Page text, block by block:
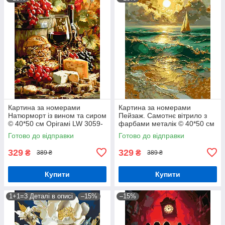
Картина за номерами
Натюрморт із вином та сиром
© 40*50 см Орігамі LW 3059-
01
Готово до відправки
329 ₴ 389 ₴
Купити
Картина за номерами
Пейзаж. Самотнє вітрило з
фарбами металік © 40*50 см
Орігамі LW 30610-01
Готово до відправки
329 ₴ 389 ₴
Купити
1+1=3 Деталі в описі –15% –15%